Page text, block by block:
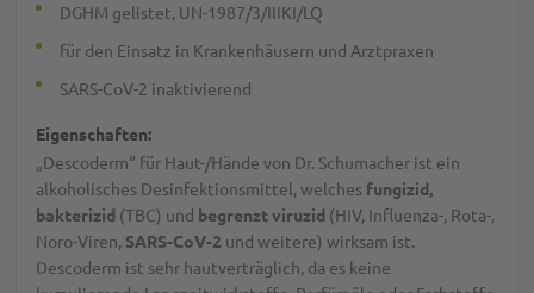
DGHM gelistet, UN-1987/3/IIIKI/LQ
für den Einsatz in Krankenhäusern und Arztpraxen
SARS-CoV-2 inaktivierend
Eigenschaften:
„Descoderm“ für Haut-/Hände von Dr. Schumacher ist ein
alkoholisches Desinfektionsmittel, welches fungizid,
bakterizid (TBC) und begrenzt viruzid (HIV, Influenza-, Rota-,
Noro-Viren, SARS-CoV-2 und weitere) wirksam ist.
Descoderm ist sehr hautverträglich, da es keine